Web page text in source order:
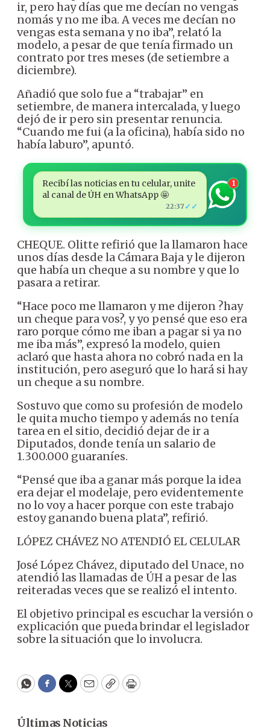
ir, pero hay días que me decían no vengas
nomás y no me iba. A veces me decían no
vengas esta semana y no iba”, relató la
modelo, a pesar de que tenía firmado un
contrato por tres meses (de setiembre a
diciembre).
Añadió que solo fue a “trabajar” en
setiembre, de manera intercalada, y luego
dejó de ir pero sin presentar renuncia.
“Cuando me fui (a la oficina), había sido no
había laburo”, apuntó.
Recibí las noticias en tu celular, unite
al canal de ÚH en WhatsApp 🤩
22:37 ✓✓
1
CHEQUE. Olitte refirió que la llamaron hace
unos días desde la Cámara Baja y le dijeron
que había un cheque a su nombre y que lo
pasara a retirar.
“Hace poco me llamaron y me dijeron ?hay
un cheque para vos?, y yo pensé que eso era
raro porque cómo me iban a pagar si ya no
me iba más”, expresó la modelo, quien
aclaró que hasta ahora no cobró nada en la
institución, pero aseguró que lo hará si hay
un cheque a su nombre.
Sostuvo que como su profesión de modelo
le quita mucho tiempo y además no tenía
tarea en el sitio, decidió dejar de ir a
Diputados, donde tenía un salario de
1.300.000 guaraníes.
“Pensé que iba a ganar más porque la idea
era dejar el modelaje, pero evidentemente
no lo voy a hacer porque con este trabajo
estoy ganando buena plata”, refirió.
LÓPEZ CHÁVEZ NO ATENDIÓ EL CELULAR
José López Chávez, diputado del Unace, no
atendió las llamadas de ÚH a pesar de las
reiteradas veces que se realizó el intento.
El objetivo principal es escuchar la versión o
explicación que pueda brindar el legislador
sobre la situación que lo involucra.
WhatsApp
Facebook
Twitter
EmailCopyPrint
Últimas Noticias